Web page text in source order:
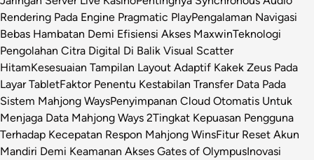
Rendering Pada Engine Pragmatic PlayPengalaman Navigasi
Bebas Hambatan Demi Efisiensi Akses MaxwinTeknologi
Pengolahan Citra Digital Di Balik Visual Scatter
HitamKesesuaian Tampilan Layout Adaptif Kakek Zeus Pada
Layar TabletFaktor Penentu Kestabilan Transfer Data Pada
Sistem Mahjong WaysPenyimpanan Cloud Otomatis Untuk
Menjaga Data Mahjong Ways 2Tingkat Kepuasan Pengguna
Terhadap Kecepatan Respon Mahjong WinsFitur Reset Akun
Mandiri Demi Keamanan Akses Gates of OlympusInovasi